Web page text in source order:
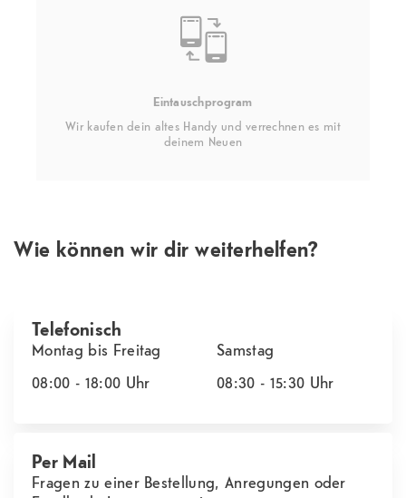
Eintauschprogram
Wir kaufen dein altes Handy und verrechnen es mit
deinem Neuen
Wie können wir dir weiterhelfen?
Telefonisch
Montag bis Freitag
08:00 - 18:00 Uhr
Samstag
08:30 - 15:30 Uhr
Per Mail
Fragen zu einer Bestellung, Anregungen oder